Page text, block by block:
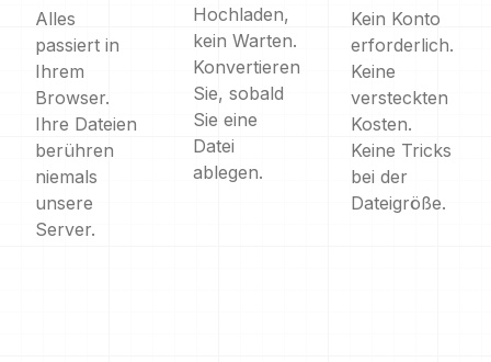
Alles
passiert in
Ihrem
Browser.
Ihre Dateien
berühren
niemals
unsere
Server.
Hochladen,
kein Warten.
Konvertieren
Sie, sobald
Sie eine
Datei
ablegen.
Kein Konto
erforderlich.
Keine
versteckten
Kosten.
Keine Tricks
bei der
Dateigröße.